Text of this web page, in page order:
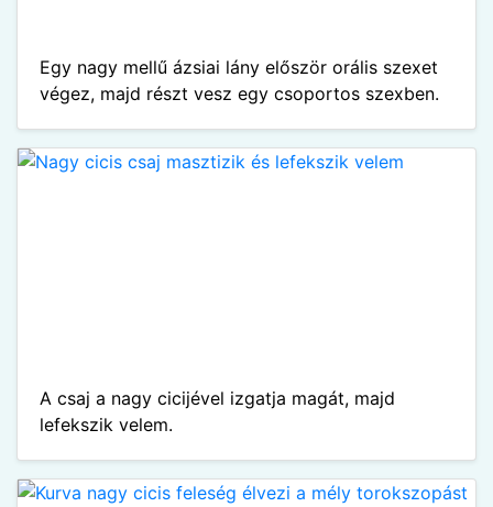
Egy nagy mellű ázsiai lány először orális szexet
végez, majd részt vesz egy csoportos szexben.
A csaj a nagy cicijével izgatja magát, majd
lefekszik velem.